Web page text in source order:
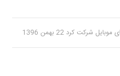
موبایل شرکت کرد 22 بهمن 1396